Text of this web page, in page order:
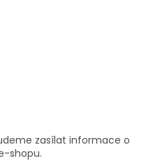
zasílat informace o
shopu.